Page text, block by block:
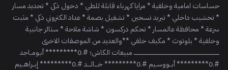
حساسات امامية وخلفية * مرايا كهرباء قابلة للطي * دخول ذكي * تحديد مسار
* تخشيب داخلي * تبريد تسخين * تشغيل بصمة * عداد الكتروني ذكي * مثبت
سرعة * محافظة عالمسار * تحكم دركسون * شاشة ملاحة * ستائر جانبية
وخلفية * بلوتوث * مكيف خلفي **والعديد من الموصفات الاخرى
ــــــــــــــــــــــــــــــــــــــــــــــــــــــــــــــــــــــــــــــــــــ مبيعات الكاش؛ #.0********* أبـومــاجد
#.0********* أبــووسـيم #.0********* خـــالـــد #.0********* إبــراهــيم